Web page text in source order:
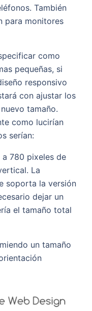
También
para monitores
como
pequeñas, si
responsivo
con ajustar los
tamaño.
como lucirían
serían:
780 pixeles de
La
soporta la versión
dejar un
el tamaño total
un tamaño